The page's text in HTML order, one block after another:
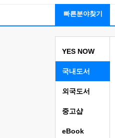
빠른분야찾기
YES NOW
국내도서
외국도서
중고샵
eBook